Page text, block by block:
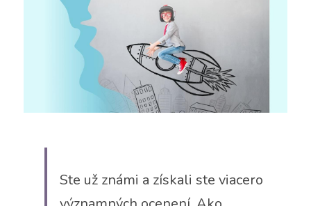
Ste už známi a získali ste viacero